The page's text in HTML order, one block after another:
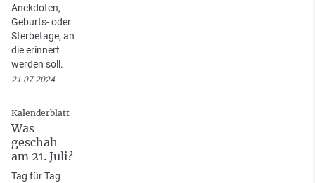
Anekdoten,
Geburts- oder
Sterbetage, an
die erinnert
werden soll.
21.07.2024
Kalenderblatt
Was
geschah
am 21. Juli?
Tag für Tag